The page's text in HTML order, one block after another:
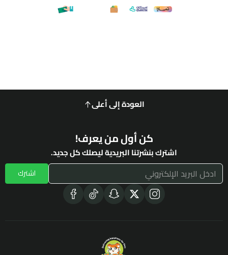
العودة إلى أعلى
كن أول من يعرف!
اشترك بنشرتنا البريدية ليصلك كل جديد.
اشترك